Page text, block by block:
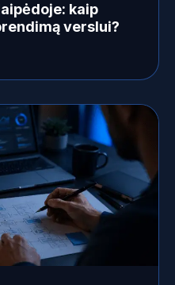
kaip
verslui?